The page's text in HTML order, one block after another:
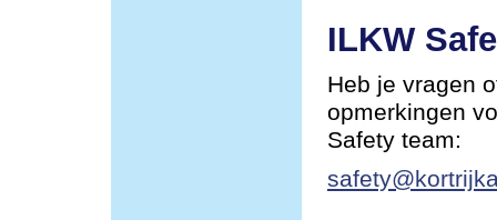
ILKW
Heb je vragen
opmerkingen
Safety team: